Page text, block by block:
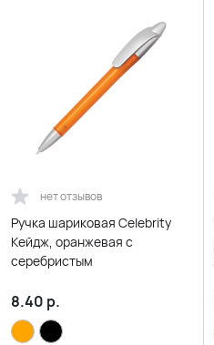
нет отзывов
Ручка шариковая Celebrity
Кейдж, оранжевая с
серебристым
8.40 р.